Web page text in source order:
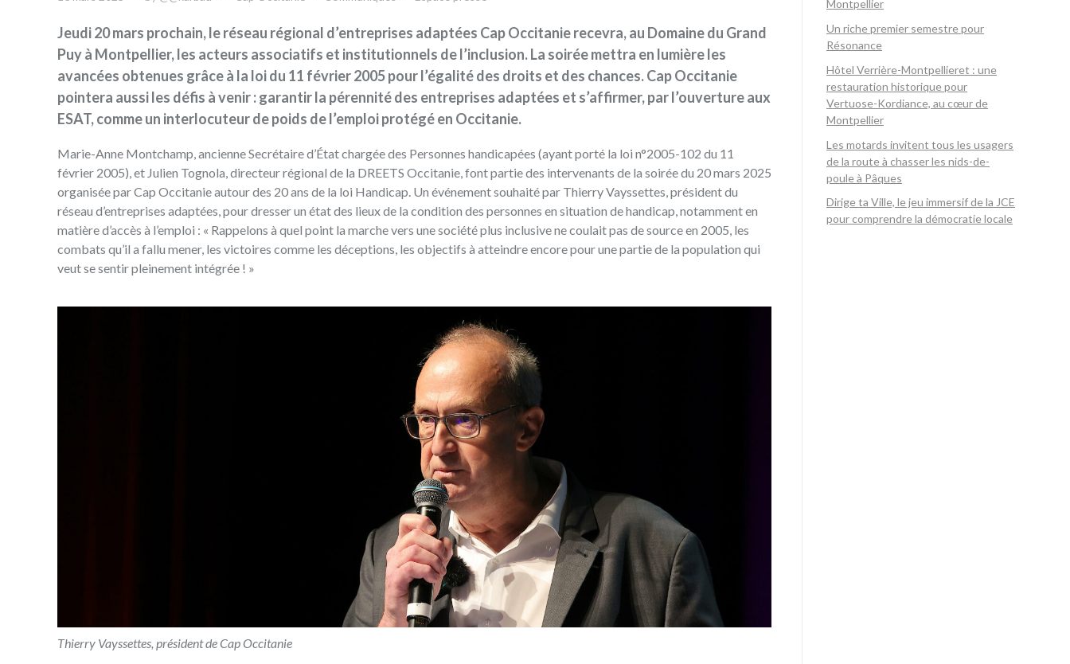
Jeudi 20 mars prochain, le réseau régional d’entreprises adaptées Cap Occitanie recevra, au Domaine du Grand
Puy à Montpellier, les acteurs associatifs et institutionnels de l’inclusion. La soirée mettra en lumière les
avancées obtenues grâce à la loi du 11 février 2005 pour l’égalité des droits et des chances. Cap Occitanie
pointera aussi les défis à venir : garantir la pérennité des entreprises adaptées et s’affirmer, par l’ouverture aux
ESAT, comme un interlocuteur de poids de l’emploi protégé en Occitanie.
Marie-Anne Montchamp, ancienne Secrétaire d’État chargée des Personnes handicapées (ayant porté la loi n°2005-102 du 11
février 2005), et Julien Tognola, directeur régional de la DREETS Occitanie, font partie des intervenants de la soirée du 20 mars 2025
organisée par Cap Occitanie autour des 20 ans de la loi Handicap. Un événement souhaité par Thierry Vayssettes, président du
réseau d’entreprises adaptées, pour dresser un état des lieux de la condition des personnes en situation de handicap, notamment en
matière d’accès à l’emploi : « Rappelons à quel point la marche vers une société plus inclusive ne coulait pas de source en 2005, les
combats qu’il a fallu mener, les victoires comme les déceptions, les objectifs à atteindre encore pour une partie de la population qui
veut se sentir pleinement intégrée ! »
Thierry Vayssettes, président de Cap Occitanie
Montpellier
Un riche premier semestre pour
Résonance
Hôtel Verrière-Montpellieret : une
restauration historique pour
Vertuose-Kordiance, au cœur de
Montpellier
Les motards invitent tous les usagers
de la route à chasser les nids-de-
poule à Pâques
Dirige ta Ville, le jeu immersif de la JCE
pour comprendre la démocratie locale